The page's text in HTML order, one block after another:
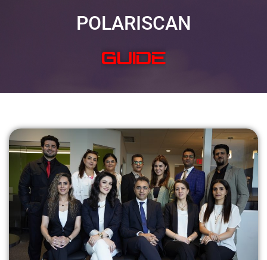
POLARISCAN
SOLVE